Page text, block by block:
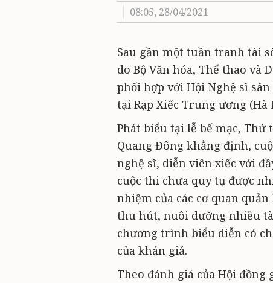
08:05, 28/04/2021
Sau gần một tuần tranh tài
do Bộ Văn hóa, Thể thao và
phối hợp với Hội Nghệ sĩ
tại Rạp Xiếc Trung ương (Hà
Phát biểu tại lễ bế mạc, Thứ
Quang Đông khẳng định,
nghệ sĩ, diễn viên xiếc với
cuộc thi chưa quy tụ được
nhiệm của các cơ quan
thu hút, nuôi dưỡng nhiều
chương trình biểu diễn có
của khán giả.
Theo đánh giá của Hội đồng